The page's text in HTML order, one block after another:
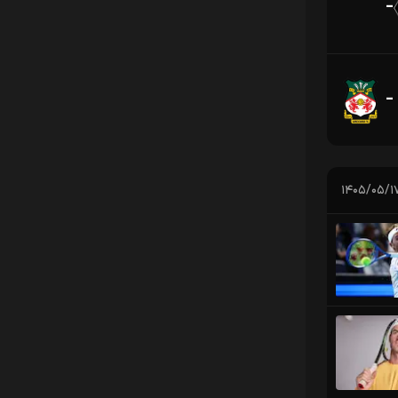
-
-
۰۵/۱۷